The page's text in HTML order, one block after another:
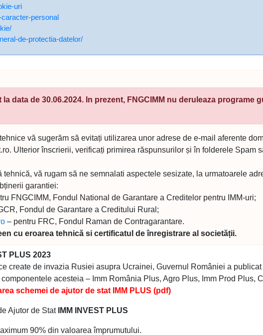
uri
personal
de-protectia-datelor/
data de 30.06.2024. In prezent, FNGCIMM nu deruleaza programe
vă sugerăm să evitați utilizarea unor adrese de e-mail aferente
Ulterior înscrierii, verificați primirea răspunsurilor și în folderele Spam
vă rugam să ne semnalati aspectele sesizate, la urmatoarele
garantiei:
FNGCIMM, Fondul National de Garantare a Creditelor pentru IMM-uri;
Fondul de Garantare a Creditului Rural;
– pentru FRC, Fondul Raman de Contragarantare.
cu eroarea tehnică si certificatul de înregistrare al societății.
PLUS 2023
create de invazia Rusiei asupra Ucrainei, Guvernul României a
acesteia – Imm România Plus, Agro Plus, Imm Prod Plus,
schemei de ajutor de stat IMM PLUS (pdf)
Ajutor de Stat IMM INVEST PLUS
90% din valoarea împrumutului.